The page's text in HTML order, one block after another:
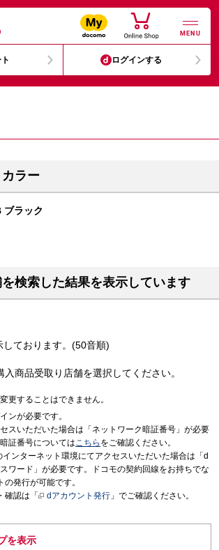
MENU
ログインする
ラー
ラック
検索した結果を表示しています
ております。(50音順)
商品受取り店舗を選択してください。
更することはできません。
ンが必要です。
スいただいた場合は「ネットワーク暗証番号」が必要
証番号についてはこちら をご確認ください。
ンターネット環境にてアクセスいただいた場合は「d
ワード」が必要です。ドコモの契約回線をお持ちでな
発行が可能です。
確認は「
dアカウント発行 」でご確認ください。
を表示